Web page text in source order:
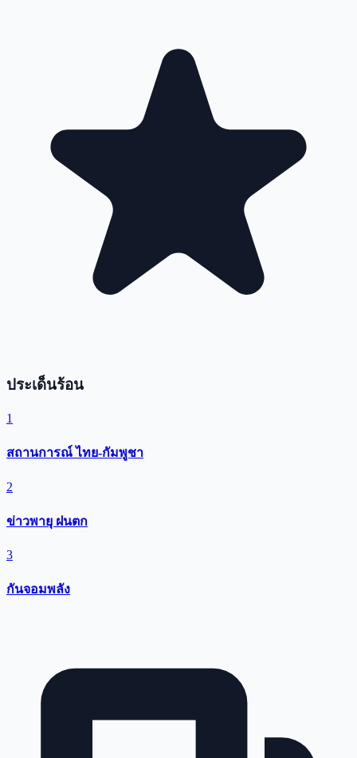
ประเด็นร้อน
1
สถานการณ์ ไทย-กัมพูชา
2
ข่าวพายุ ฝนตก
3
กันจอมพลัง